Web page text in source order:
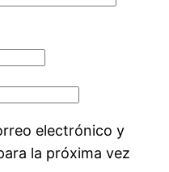
electrónico y
la próxima vez